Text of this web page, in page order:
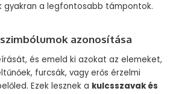
gyakran a legfontosabb támpontok.
szimbólumok azonosítása
és emeld ki azokat az elemeket,
furcsák, vagy erős érzelmi
Ezek lesznek a kulcsszavak és